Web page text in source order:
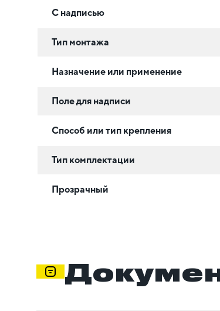
С надписью
Тип монтажа
Назначение или применение
Поле для надписи
Способ или тип крепления
Тип комплектации
Прозрачный